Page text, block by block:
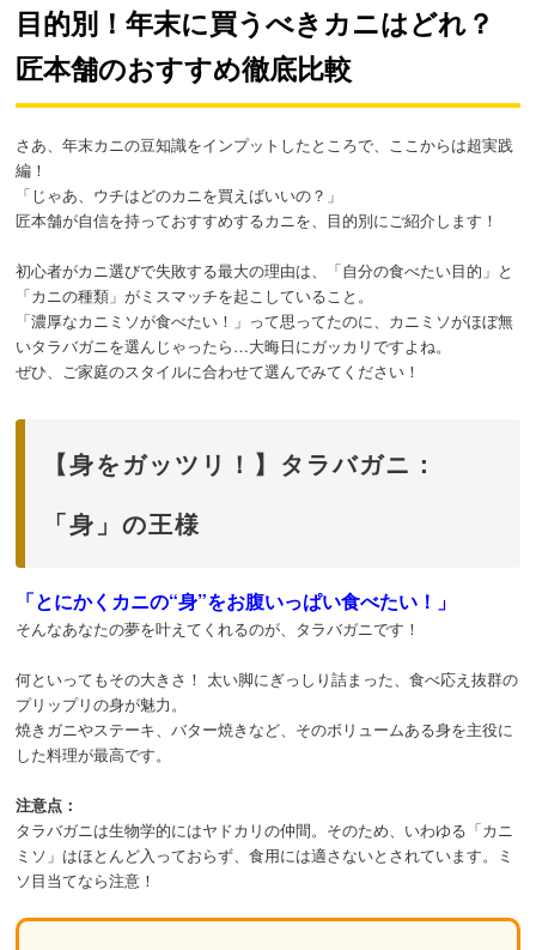
目的別！年末に買うべきカニはどれ？
匠本舗のおすすめ徹底比較
さあ、年末カニの豆知識をインプットしたところで、ここからは超実践
編！
「じゃあ、ウチはどのカニを買えばいいの？」
匠本舗が自信を持っておすすめするカニを、目的別にご紹介します！
初心者がカニ選びで失敗する最大の理由は、「自分の食べたい目的」と
「カニの種類」がミスマッチを起こしていること。
「濃厚なカニミソが食べたい！」って思ってたのに、カニミソがほぼ無
いタラバガニを選んじゃったら…大晦日にガッカリですよね。
ぜひ、ご家庭のスタイルに合わせて選んでみてください！
【身をガッツリ！】タラバガニ：
「身」の王様
「とにかくカニの“身”をお腹いっぱい食べたい！」
そんなあなたの夢を叶えてくれるのが、タラバガニです！
何といってもその大きさ！ 太い脚にぎっしり詰まった、食べ応え抜群の
プリップリの身が魅力。
焼きガニやステーキ、バター焼きなど、そのボリュームある身を主役に
した料理が最高です。
注意点：
タラバガニは生物学的にはヤドカリの仲間。そのため、いわゆる「カニ
ミソ」はほとんど入っておらず、食用には適さないとされています。ミ
ソ目当てなら注意！